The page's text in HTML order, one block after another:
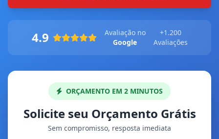
4.9
Avaliação no
Google
+1.200
Avaliações
ORÇAMENTO EM 2 MINUTOS
Solicite seu Orçamento Grátis
Sem compromisso, resposta imediata